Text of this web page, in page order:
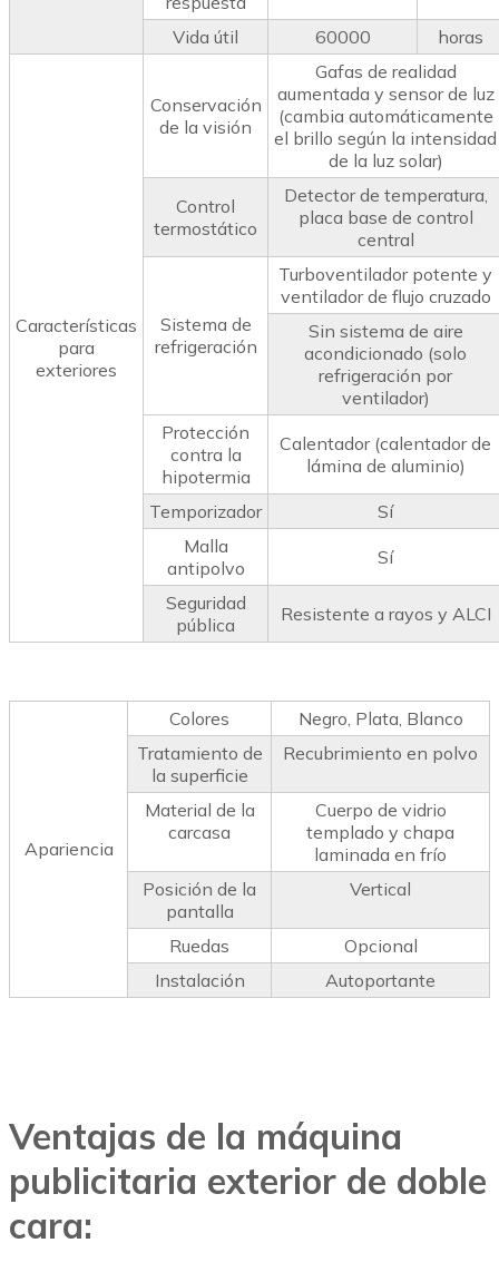
Vida útil 60000 horas
Características
para
exteriores
Conservación
de la visión
Gafas de realidad
aumentada y sensor de luz
(cambia automáticamente
el brillo según la intensidad
de la luz solar)
Control
termostático
Detector de temperatura,
placa base de control
central
Sistema de
refrigeración
Turboventilador potente y
ventilador de flujo cruzado
Sin sistema de aire
acondicionado (solo
refrigeración por
ventilador)
Protección
contra la
hipotermia
Calentador (calentador de
lámina de aluminio)
Temporizador
Sí
Malla
antipolvo
Sí
Seguridad
pública
Resistente a rayos y ALCI
Apariencia
Colores
Negro, Plata, Blanco
Tratamiento de
la superficie
Recubrimiento en polvo
Material de la
carcasa
Cuerpo de vidrio
templado y chapa
laminada en frío
Posición de la
pantalla
Vertical
Ruedas
Opcional
Instalación
Autoportante
Ventajas de la máquina
publicitaria exterior de doble
cara: